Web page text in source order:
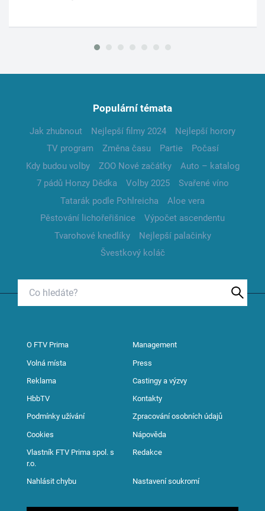
Populární témata
Jak zhubnout Nejlepší filmy 2024
Nejlepší horory
TV program
Změna času Partie
Počasí
Kdy budou volby
ZOO Nové začátky
Auto – katalog
7 pádů Honzy Dědka
Volby 2025
Svařené víno
Tatarák podle Pohlreicha
Aloe vera
Pěstování lichořeřišnice
Výpočet ascendentu
Tvarohové knedlíky
Nejlepší palačinky
Švestkový koláč
O FTV Prima Management
Volná místa Press
Reklama Castingy a výzvy
HbbTV Kontakty
Podmínky užívání Zpracování osobních údajů
Cookies Nápověda
Vlastník FTV Prima spol. s
r.o.
Redakce
Nahlásit chybu Nastavení soukromí